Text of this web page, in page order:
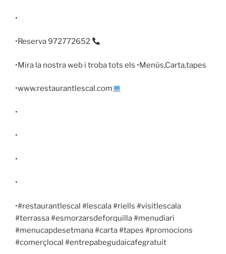
•
•Reserva 972772652
•Mira la nostra web i troba tots els •Menús,Carta,tapes
•www.restaurantlescal.com
•
•
•
•
•#restaurantlescal #lescala #riells #visitlescala
#terrassa #esmorzarsdeforquilla #menudiari
#menucapdesetmana #carta #tapes #promocions
#comerçlocal #entrepabegudaicafegratuit